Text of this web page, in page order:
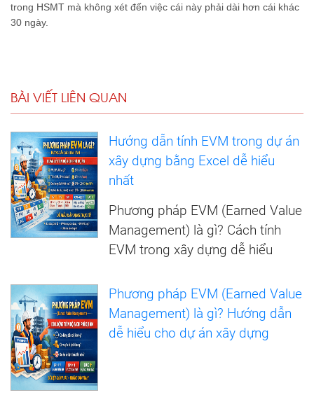
trong HSMT mà không xét đến việc cái này phải dài hơn cái khác
30 ngày.
BÀI VIẾT LIÊN QUAN
Hướng dẫn tính EVM trong dự án
xây dựng bằng Excel dễ hiểu
nhất
Phương pháp EVM (Earned Value
Management) là gì? Cách tính
EVM trong xây dựng dễ hiểu
Phương pháp EVM (Earned Value
Management) là gì? Hướng dẫn
dễ hiểu cho dự án xây dựng